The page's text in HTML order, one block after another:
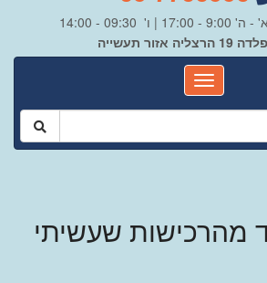
9:00 - 17:00 | ו' 09:30 - 14:00
אזור תעשייה
מהרכישות שעשיתי